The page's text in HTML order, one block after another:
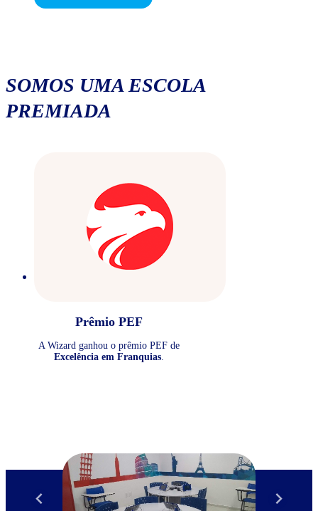
SOMOS UMA ESCOLA
PREMIADA
Prêmio PEF
A Wizard ganhou o prêmio PEF de
Excelência em Franquias.